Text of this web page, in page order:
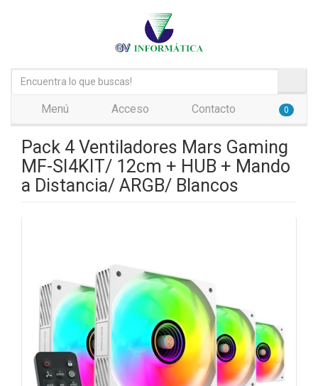
Menú Acceso Contacto 0
Pack 4 Ventiladores Mars Gaming
MF-SI4KIT/ 12cm + HUB + Mando
a Distancia/ ARGB/ Blancos